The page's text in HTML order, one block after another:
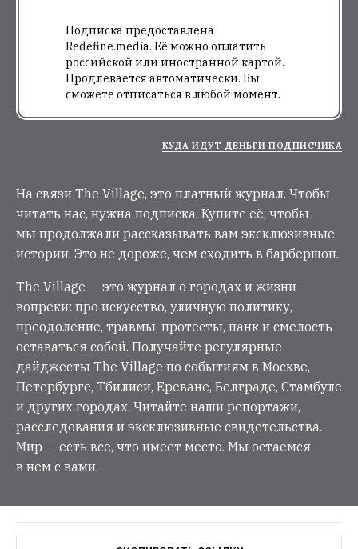
Подписка предоставлена
Redefine.media. Её можно оплатить
российской или иностранной картой.
Продлевается автоматически. Вы
сможете отписаться в любой момент.
КУДА ИДУТ ДЕНЬГИ ПОДПИСЧИКА
На связи The Village, это платный журнал. Чтобы
читать нас, нужна подписка. Купите её, чтобы
мы продолжали рассказывать вам эксклюзивные
истории. Это не дороже, чем сходить в барбершоп.
The Village — это журнал о городах и жизни
вопреки: про искусство, уличную политику,
преодоление, травмы, протесты, панк и смелость
оставаться собой. Получайте регулярные
дайджесты The Village по событиям в Москве,
Петербурге, Тбилиси, Ереване, Белграде, Стамбуле
и других городах. Читайте наши репортажи,
расследования и эксклюзивные свидетельства.
Мир — есть все, что имеет место. Мы остаемся
в нем с вами.